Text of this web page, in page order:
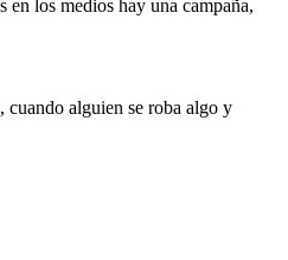
en los medios hay una campaña,
cuando alguien se roba algo y